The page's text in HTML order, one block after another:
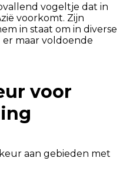
vogeltje dat in
voorkomt. Zijn
in staat om in diverse
er maar voldoende
voor
aan gebieden met